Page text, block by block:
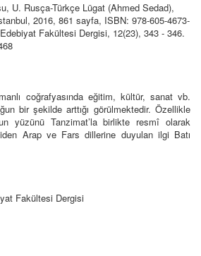
U. Rusça-Türkçe Lügat (Ahmed Sedad),
2016, 861 sayfa, ISBN: 978-605-4673-
Fakültesi Dergisi, 12(23), 343 - 346.
coğrafyasında eğitim, kültür, sanat vb.
bir şekilde arttığı görülmektedir. Özellikle
yüzünü Tanzimat’la birlikte resmî olarak
Arap ve Fars dillerine duyulan ilgi Batı
Fakültesi Dergisi